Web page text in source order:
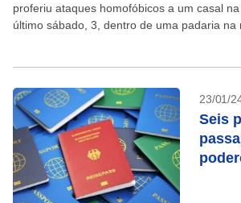
proferiu ataques homofóbicos a um casal
último sábado, 3, dentro de uma padaria na
23/01/
Seis